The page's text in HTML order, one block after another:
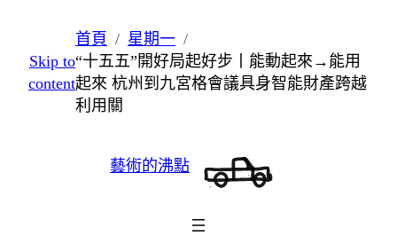
至
主
Skip to
content
首頁
星期一
“十五五”開好局起好步丨能動起來→能用
起來 杭州到九宮格會議具身智能財產跨越
利用關
藝術的沸點